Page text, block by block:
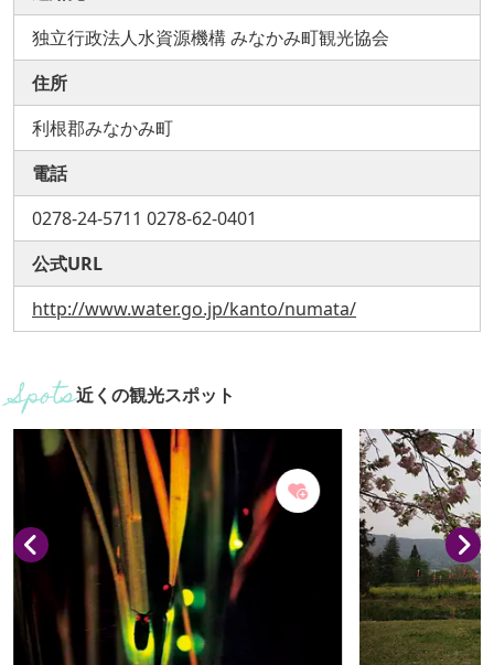
独立行政法人水資源機構 みなかみ町観光協会
住所
利根郡みなかみ町
電話
0278-24-5711 0278-62-0401
公式URL
http://www.water.go.jp/kanto/numata/
近くの観光スポット